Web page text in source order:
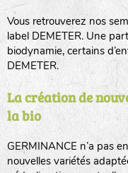
Vous retrouverez nos
label DEMETER. Une
biodynamie, certains
DEMETER.
La création de
la bio
GERMINANCE n’a pas
nouvelles variétés
BINGENHEIMER
: Engrais vert
L: Légumes
A: Aromatiques
BEL : Code de la variété
20 : Année de récolte(ici
BPA : Initiales du
semence.
1 : Numéro d’ordre du lot